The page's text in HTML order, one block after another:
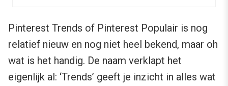
Pinterest Trends of Pinterest Populair is nog
relatief nieuw en nog niet heel bekend, maar oh
wat is het handig. De naam verklapt het
eigenlijk al: ‘Trends’ geeft je inzicht in alles wat